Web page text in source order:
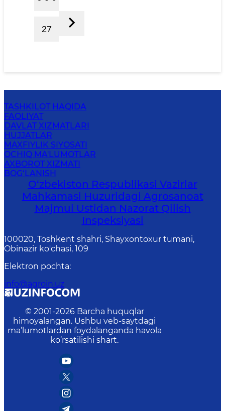
27
TASHKILOT HAQIDA
FAOLIYAT
DAVLAT XIZMATLARI
HUJJATLAR
MAXFIYLIK SIYOSATI
OCHIQ MA'LUMOTLAR
AXBOROT XIZMATI
BOG‘LANISH
O‘zbekiston Respublikasi Vazirlar
Mahkamasi Huzuridagi Agrosanoat
Majmui Ustidan Nazorat Qilish
Inspeksiyasi
100020, Toshkent shahri, Shayxontoxur tumani,
Obinazir ko'chasi, 109
Elektron pochta:
info@agroin.uz
© 2001-2026 Barcha huquqlar
himoyalangan. Ushbu veb-saytdagi
ma’lumotlardan foydalanganda havola
ko‘rsatilishi shart.